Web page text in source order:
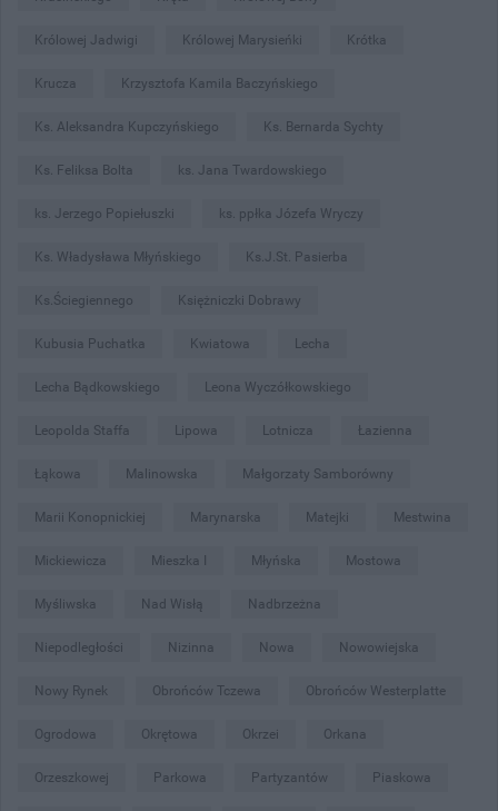
Królowej Jadwigi Królowej Marysieńki Krótka
Krucza Krzysztofa Kamila Baczyńskiego
Ks. Aleksandra Kupczyńskiego Ks. Bernarda Sychty
Ks. Feliksa Bolta ks. Jana Twardowskiego
ks. Jerzego Popiełuszki ks. ppłka Józefa Wryczy
Ks. Władysława Młyńskiego Ks.J.St. Pasierba
Ks.Ściegiennego Księżniczki Dobrawy
Kubusia Puchatka Kwiatowa Lecha
Lecha Bądkowskiego Leona Wyczółkowskiego
Leopolda Staffa Lipowa Lotnicza Łazienna
Łąkowa Malinowska Małgorzaty Samborówny
Marii Konopnickiej Marynarska Matejki Mestwina
Mickiewicza Mieszka I Młyńska Mostowa
Myśliwska Nad Wisłą Nadbrzeżna
Niepodległości Nizinna Nowa Nowowiejska
Nowy Rynek Obrońców Tczewa Obrońców Westerplatte
Ogrodowa Okrętowa Okrzei Orkana
Orzeszkowej Parkowa Partyzantów Piaskowa